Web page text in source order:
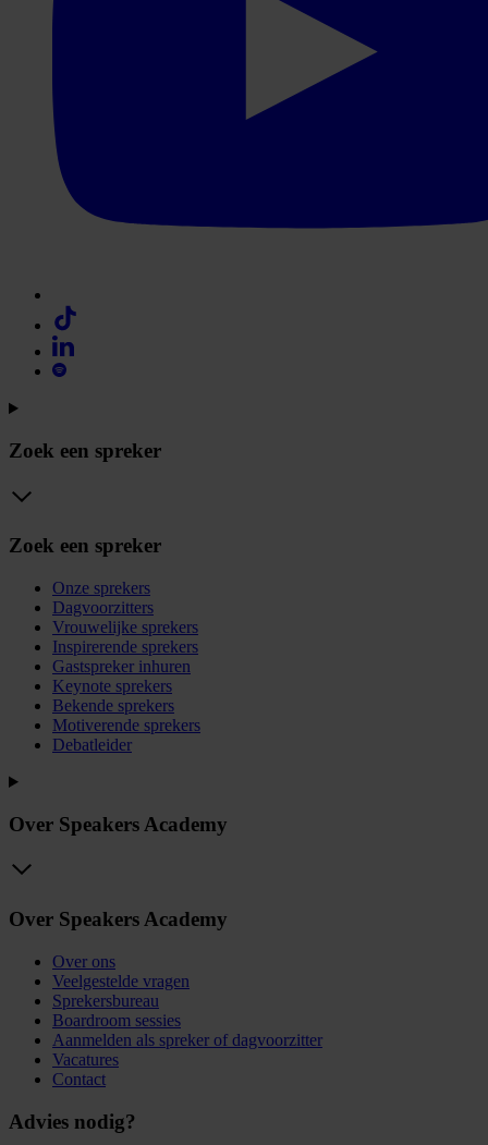
Zoek een spreker
Zoek een spreker
Onze sprekers
Dagvoorzitters
Vrouwelijke sprekers
Inspirerende sprekers
Gastspreker inhuren
Keynote sprekers
Bekende sprekers
Motiverende sprekers
Debatleider
Over Speakers Academy
Over Speakers Academy
Over ons
Veelgestelde vragen
Sprekersbureau
Boardroom sessies
Aanmelden als spreker of dagvoorzitter
Vacatures
Contact
Advies nodig?